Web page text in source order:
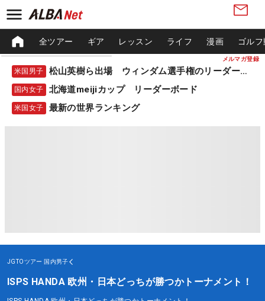
メルマガ登録
全ツアー ギア レッスン ライフ 漫画 ゴル
米国男子 松山英樹ら出場 ウィンダム選手権のリーダーボード
国内女子 北海道meijiカップ リーダーボード
米国女子 最新の世界ランキング
JGTOツアー 国内男子
ISPS HANDA 欧州・日本どっちが勝つかトーナメント！